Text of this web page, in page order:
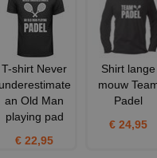
T-shirt Never
underestimate
an Old Man
playing pad
€ 22,95
Shirt lange
mouw
Padel
€ 24,95